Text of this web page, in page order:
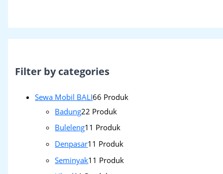
Filter by categories
Sewa Mobil BALI66 Produk
Badung22 Produk
Buleleng1 1 Produk
Denpasar1 1 Produk
Seminyak1 1 Produk